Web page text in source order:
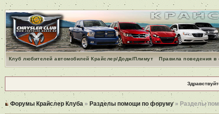
Клуб любителей автомобилей Крайслер/Додж/Плимут Правила поведения
Форумы Крайслер Клуба » Разделы помощи по форуму» Разделы